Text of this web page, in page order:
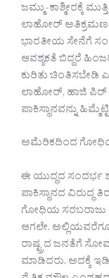
ಜಮ್ಮು-ಕಾಶ್ಮೀರಕ್ಕೆ
ಲಾಹೋರ್‌
ಭಾರತೀಯ ಸೇನೆಗೆ
ಆವಶ್ಯಕತೆ ಬಿದ್ದರೆ
ಕುರಿತು ಚಿಂತಿಸಬೇಡಿ
ಲಾಹೋರ್‌, ಹಾಜಿ ಪಿರ್‌
ಪಾಕಿಸ್ಥಾನವನ್ನು
ಅಮೆರಿಕದಿಂದ
ಈ ಯುದ್ಧದ ಸಂದರ್ಭ
ಪಾಕಿಸ್ಥಾನದ ವಿರುದ್ಧ
ಗೋಧಿಯ ಸರಬರಾಜು
ಆಗಲೇ. ಅಲ್ಲಿಯವರೆಗೂ
ರಾಷ್ಟ್ರದ ಜನತೆಗೆ
ಮಾಡಿದರು. ಅದಕ್ಕೆ